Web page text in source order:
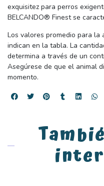
exquisitez para perros
BELCANDO® Finest se
Los valores promedio para
indican en la tabla. La
determina a través de un
Asegúrese de que el animal
momento.